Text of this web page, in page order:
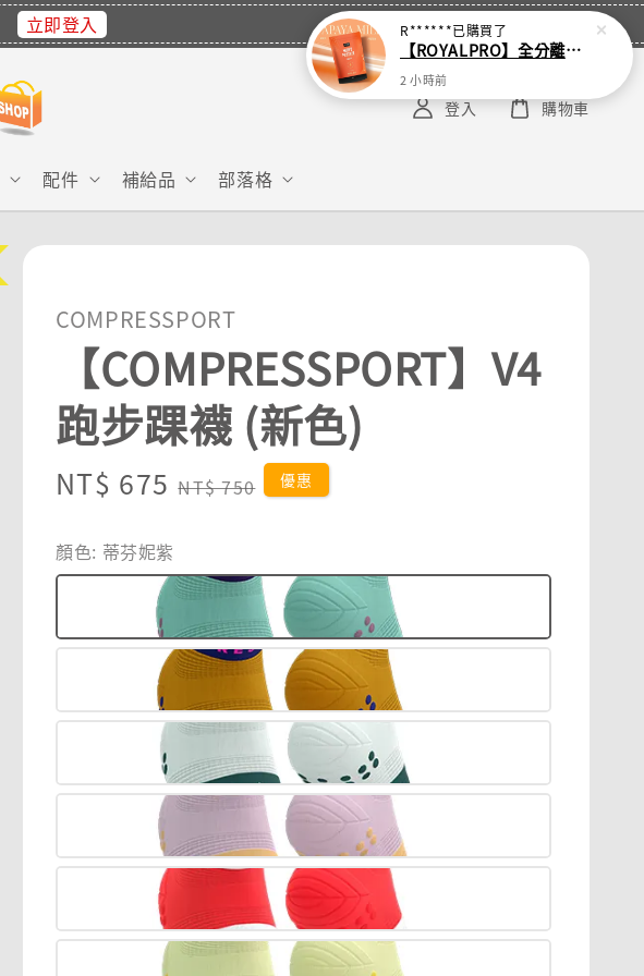
立即登入
配件 補給品 部落格
登入 購物車
COMPRESSPORT
【COMPRESSPORT】V4
跑步踝襪 (新色)
Sale
NT$ 675 Regular
NT$ 750 優惠
顏色: 蒂芬妮紫
R******已購買了
【ROYALPRO】全分離乳清蛋白-1KG -多口味任選｜可加購湯匙
2 小時前